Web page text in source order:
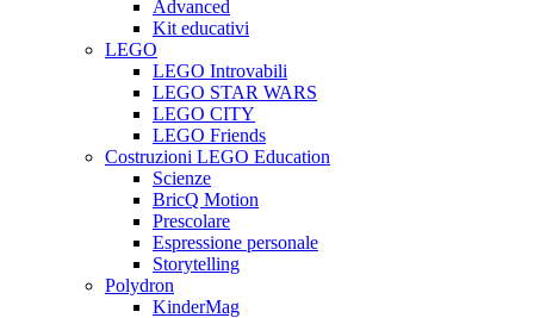
Advanced
Kit educativi
LEGO
LEGO Introvabili
LEGO STAR WARS
LEGO CITY
LEGO Friends
Costruzioni LEGO Education
Scienze
BricQ Motion
Prescolare
Espressione personale
Storytelling
Polydron
KinderMag